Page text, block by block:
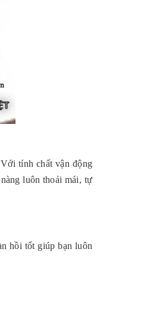
tính chất vận động
luôn thoải mái, tự
hồi tốt giúp bạn luôn